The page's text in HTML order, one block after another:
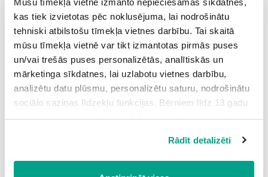
kas tiek izvietotas pēc noklusējuma, lai nodrošinātu
tehniski atbilstošu tīmekļa vietnes darbību. Tai skaitā
mūsu tīmekļa vietnē var tikt izmantotas pirmās puses
un/vai trešās puses personalizētās, analītiskās un
mārketinga sīkdatnes, lai uzlabotu vietnes darbību,
analizētu datu plūsmu, personalizētu saturu, nodrošinātu
sociālo saziņas līdzekļu funkcijas. Bērniem līdz 13 gadu
vecumam pirms izvēles veikšanas ir jāprasa vecāka vai
Spiežot uz pogas “Apstiprināt visas”, Jūs piekrītat visām
sīkdatnēm, kas atrodas šajā tīmekļa vietnē, ieskaitot
trešo pušu mārketinga sīkdatnes. Spiežot uz pogas
Rādīt detalizēti
Vienādie leņķi:
∢ B = ∢ L(dots)